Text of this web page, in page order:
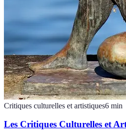
Critiques culturelles et artistiques6 min
Les Critiques Culturelles et